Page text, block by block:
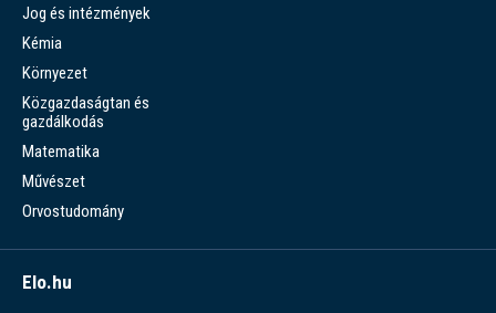
Jog és intézmények
Kémia
Környezet
Közgazdaságtan és
gazdálkodás
Matematika
Művészet
Orvostudomány
Elo.hu